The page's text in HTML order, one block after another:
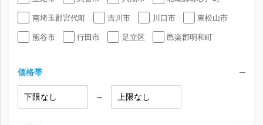
南埼玉郡宮代町 吉川市 川口市 東松山市
熊谷市 行田市 足立区 邑楽郡明和町
価格帯
～